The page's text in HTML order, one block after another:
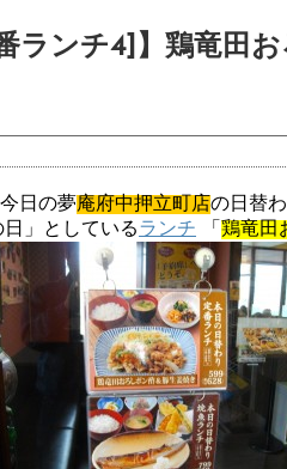
ランチ4]】鶏竜田
日の夢庵府中押立町店の日替
」としているランチ 「 鶏竜田